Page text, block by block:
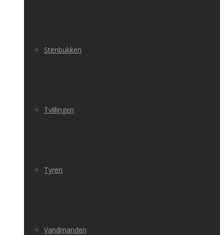
Stenbukken
Tvillingen
Tyren
Vandmanden